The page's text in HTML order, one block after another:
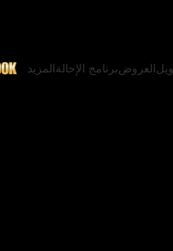
العروضبرنامج الإحالةالمزيد